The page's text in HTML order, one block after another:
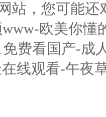
站，您可能还
欧美你懂
费看国产-成
线观看-午夜